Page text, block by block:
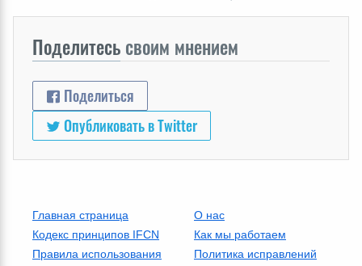
Поделитесь своим мнением
Поделиться
Опубликовать в Twitter
Главная страница
О нас
Кодекс принципов IFCN
Как мы работаем
Правила использования
Политика исправлений